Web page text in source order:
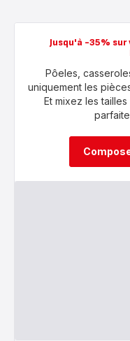
Jusqu'à -35%
Pôeles,
uniquement les
Et mixez les